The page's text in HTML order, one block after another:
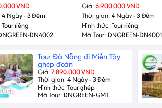
VND
4 Ngày - 3 Đêm
Tour riêng
DN4002
Giá:5.900.000 VND
Thời gian:4 Ngày - 3 Đêm
Hình thức:Tour riêng
Mã Tour: DNGREEN-DN4001
Tour Đà Nẵng đi Miền Tây
ghép đoàn
Giá: 7.890.000 VND
Thời gian: 4 Ngày - 3 Đêm
Hình thức: Tour ghép
Mã Tour: DNGREEN-GMT